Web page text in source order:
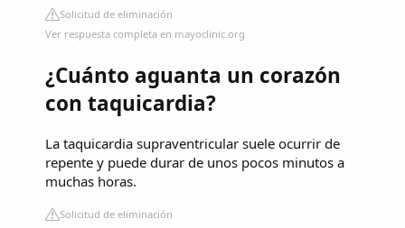
Solicitud de eliminación
Ver respuesta completa en mayoclinic.org
¿Cuánto aguanta un corazón
con taquicardia?
La taquicardia supraventricular suele ocurrir de
repente y puede durar de unos pocos minutos a
muchas horas.
Solicitud de eliminación